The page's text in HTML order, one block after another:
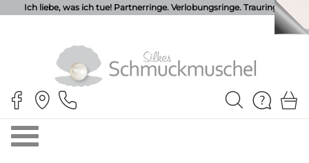
Ich liebe, was ich tue! Partnerringe. Verlobungsringe. Trauringe.